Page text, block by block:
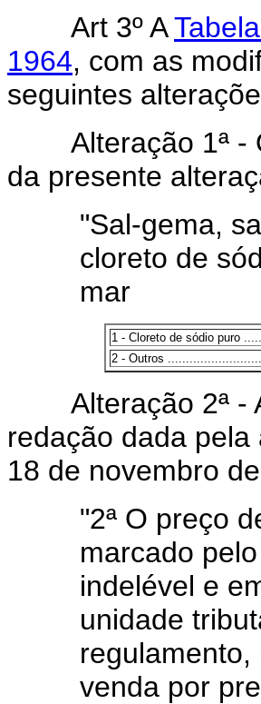
Art 3º A
1964, com as
seguintes
Alteração 1ª - O
da presente
"Sal-gema,
cloreto de
mar
1 - Cloreto de sódio puro
2 - Outros
Alteração 2ª - A
redação dada pela
18 de novembro
"2ª O preço
marcado
indelével e
unidade
venda por